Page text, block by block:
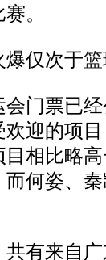
。
仅次于
票已经
迎的项
相比略
何姿、
来自广